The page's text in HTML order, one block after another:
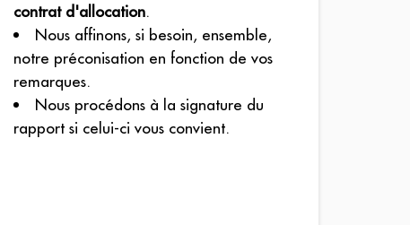
contrat d'allocation.
Nous affinons, si besoin, ensemble,
notre préconisation en fonction de vos
remarques.
Nous procédons à la signature du
rapport si celui-ci vous convient.